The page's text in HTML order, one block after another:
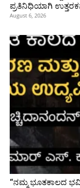
ಪ್ರತಿನಿಧಿಯಾಗಿ
August 6, 2026
“ನಮ್ಮ ಭೂತಕಾಲದ